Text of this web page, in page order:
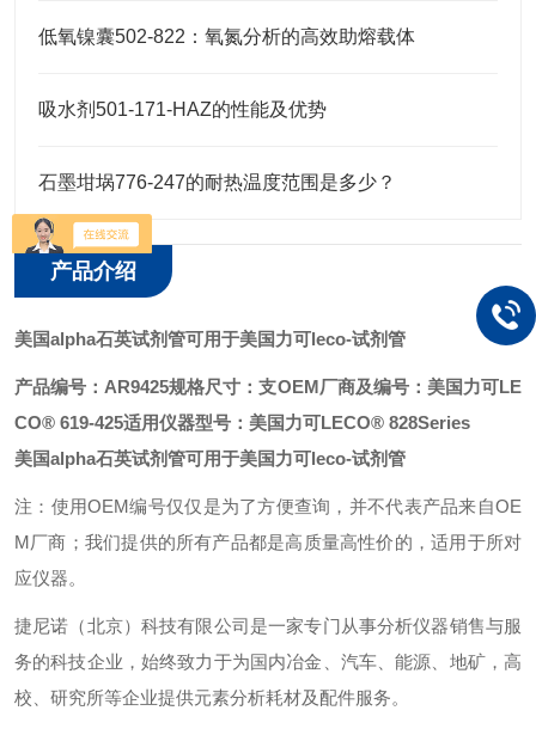
低氧镍囊502-822：氧氮分析的高效助熔载体
吸水剂501-171-HAZ的性能及优势
石墨坩埚776-247的耐热温度范围是多少？
产品介绍
美国alpha石英试剂管可用于美国力可leco-试剂管
产品编号：AR9425规格尺寸：支OEM厂商及编号：美国力可LE
CO® 619-425适用仪器型号：美国力可LECO® 828Series
美国alpha石英试剂管可用于美国力可leco-试剂管
注：使用OEM编号仅仅是为了方便查询，并不代表产品来自OE
M厂商；我们提供的所有产品都是高质量高性价的，适用于所对
应仪器。
捷尼诺（北京）科技有限公司是一家专门从事分析仪器销售与服
务的科技企业，始终致力于为国内冶金、汽车、能源、地矿，高
校、研究所等企业提供元素分析耗材及配件服务。